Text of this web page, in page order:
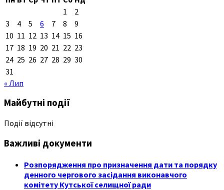
1
2
3
4 5 6 7 8
9
10 11 12 13 14 15 16
17 18 19 20 21 22 23
24 25 26 27 28 29 30
31
« Лип
Майбутні події
Події відсутні
Важливі документи
Розпорядження про призначення дати та порядку
денного чергового засідання виконавчого
комітету Кутської селищної ради